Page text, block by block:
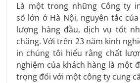
Là một trong những Công ty
số lớn ở Hà Nội, nguyên tắc
lượng hàng đầu, dịch vụ tốt
chăng. Với trên 23 năm kinh
in chúng tôi hiểu rằng chất
nghiệm của khách hàng là một
trọng đối với một công ty cung